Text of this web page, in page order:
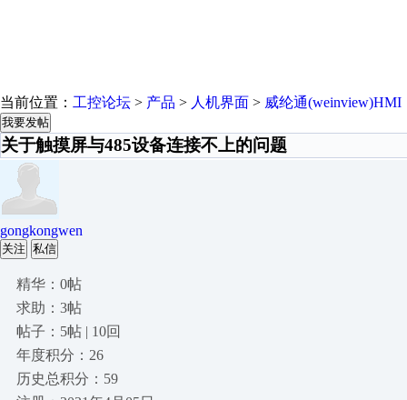
当前位置： 工控论坛 > 产品 > 人机界面 > 威纶通(weinview)HMI
我要发帖
关于触摸屏与485设备连接不上的问题
gongkongwen
关注 私信
精华：0帖
求助：3帖
帖子：5帖 | 10回
年度积分：26
历史总积分：59